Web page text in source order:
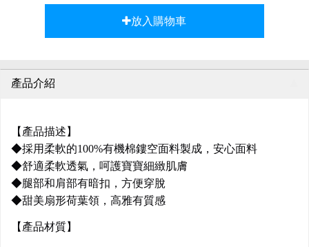
放入購物車
產品介紹
【產品描述】
◆採用柔軟的100%有機棉鏤空面料製成，安心面料
◆舒適柔軟透氣，呵護寶寶細緻肌膚
◆腿部和肩部有暗扣，方便穿脫
◆甜美扇形荷葉領，高雅有質感
【產品材質】